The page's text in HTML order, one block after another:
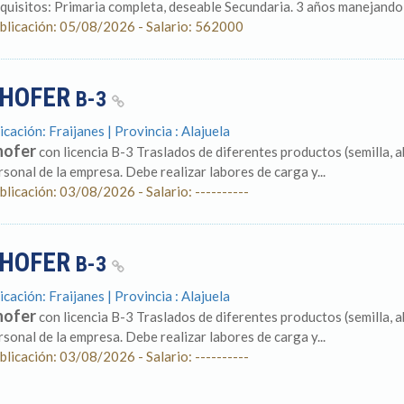
Primaria completa, deseable Secundaria. 3 años
05/08/2026 - Salario: 562000
B-3
Fraijanes | Provincia : Alajuela
con licencia B-3 Traslados de diferentes productos (semilla,
de la empresa. Debe realizar labores de carga y...
03/08/2026 - Salario: ----------
B-3
Fraijanes | Provincia : Alajuela
con licencia B-3 Traslados de diferentes productos (semilla,
de la empresa. Debe realizar labores de carga y...
03/08/2026 - Salario: ----------